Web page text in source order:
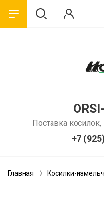
Поставка косилок,
+7
Главная Косилки-